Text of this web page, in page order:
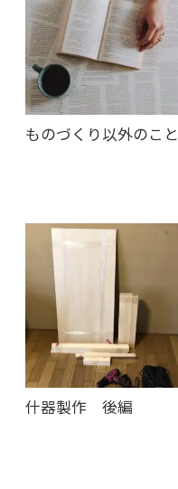
ものづくり以外のこと
什器製作 後編